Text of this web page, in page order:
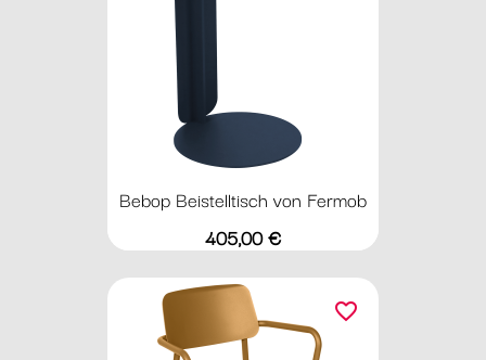
Bebop Beistelltisch von Fermob
Preis
405,00 €
favorite_border